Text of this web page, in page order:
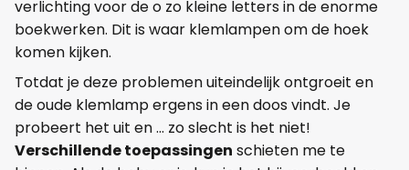
verlichting voor de o zo kleine letters in de enorme
boekwerken. Dit is waar klemlampen om de hoek
komen kijken.
Totdat je deze problemen uiteindelijk ontgroeit en
de oude klemlamp ergens in een doos vindt. Je
probeert het uit en ... zo slecht is het niet!
Verschillende toepassingen schieten me te